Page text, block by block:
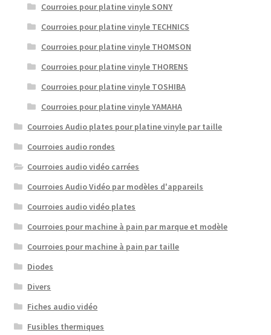
Courroies pour platine vinyle SONY
Courroies pour platine vinyle TECHNICS
Courroies pour platine vinyle THOMSON
Courroies pour platine vinyle THORENS
Courroies pour platine vinyle TOSHIBA
Courroies pour platine vinyle YAMAHA
Courroies Audio plates pour platine vinyle par taille
Courroies audio rondes
Courroies audio vidéo carrées
Courroies Audio Vidéo par modèles d'appareils
Courroies audio vidéo plates
Courroies pour machine à pain par marque et modèle
Courroies pour machine à pain par taille
Diodes
Divers
Fiches audio vidéo
Fusibles thermiques